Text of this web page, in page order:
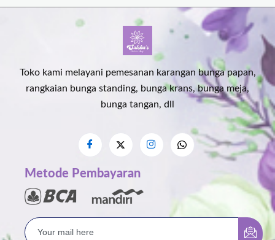
Toko kami melayani pemesanan karangan bunga papan,
rangkaian bunga standing, bunga krans, bunga meja,
bunga tangan, dll
Metode Pembayaran